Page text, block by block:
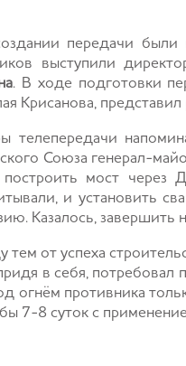
передачи были
выступили
. В ходе подготовки
Крисанова,
телепередачи
Союза генерал-
построить мост через
и установить
Казалось, завершить
тем от успеха
в себя,
огнём противника
7-8 суток с